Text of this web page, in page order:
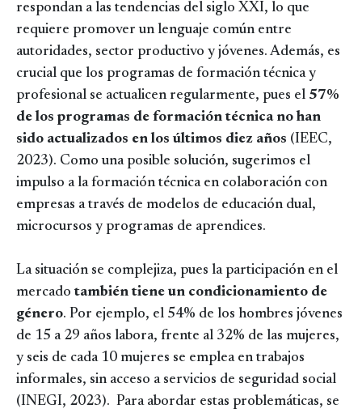
respondan a las tendencias del siglo XXI, lo que
requiere promover un lenguaje común entre
autoridades, sector productivo y jóvenes. Además, es
crucial que los programas de formación técnica y
profesional se actualicen regularmente, pues el 57%
de los programas de formación técnica no han
sido actualizados en los últimos diez años (IEEC,
2023). Como una posible solución, sugerimos el
impulso a la formación técnica en colaboración con
empresas a través de modelos de educación dual,
microcursos y programas de aprendices.
La situación se complejiza, pues la participación en el
mercado también tiene un condicionamiento de
género. Por ejemplo, el 54% de los hombres jóvenes
de 15 a 29 años labora, frente al 32% de las mujeres,
y seis de cada 10 mujeres se emplea en trabajos
informales, sin acceso a servicios de seguridad social
(INEGI, 2023). Para abordar estas problemáticas, se